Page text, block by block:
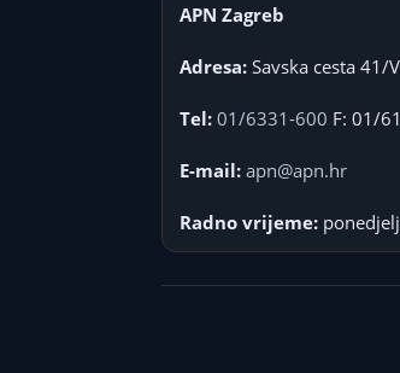
APN Zagreb
Adresa: Savska cesta 41/
Tel: 01/6331-600 F: 01/
E-mail: apn@apn.hr
Radno vrijeme: